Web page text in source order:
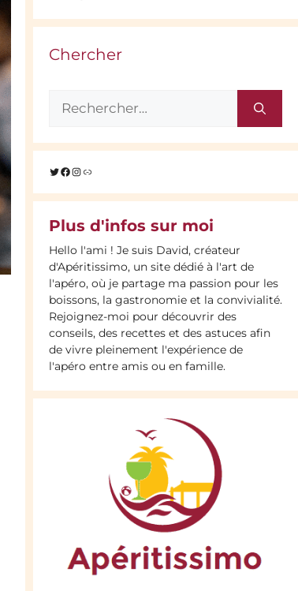
Chercher
Rechercher :
Twitter
Facebook
Instagram
Lien
Plus d'infos sur moi
Hello l'ami ! Je suis David, créateur
d'Apéritissimo, un site dédié à l'art de
l'apéro, où je partage ma passion pour les
boissons, la gastronomie et la convivialité.
Rejoignez-moi pour découvrir des
conseils, des recettes et des astuces afin
de vivre pleinement l'expérience de
l'apéro entre amis ou en famille.